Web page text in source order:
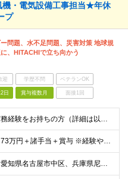
機・電気設備工事担当★年休
プ
問題、水不足問題、災害対策 地球規
、HITACHIで立ち向かう
迎 学歴不問 ベテランOK
日 賞与複数月 面接1回
◆施工管理の実務経験をお持ちの方（詳細は以下） ◆高卒以上 その他にも下記業務経験をお持ちの方は、 【施工管理技術者（課長クラス）】としてお迎えいたします！ -------------- ◇機械/電
月給30.9万円～73万円＋諸手当＋賞与 ※経験や能力を充分に考慮したうえで加給優遇します。 ※3ヶ月の試用期間があります。その間も労働条件は変わりません。 ◆担当業務に応じて、スタート月給が異なり
茨城県土浦市、愛知県名古屋市中区、兵庫県尼崎市、広島県府中町、福岡市中央区｜全国5拠点で募集！ 【土浦事業所】 茨城県土浦市神立町603番地 【名古屋拠点】 愛知県名古屋市中区栄3-17-12 大津